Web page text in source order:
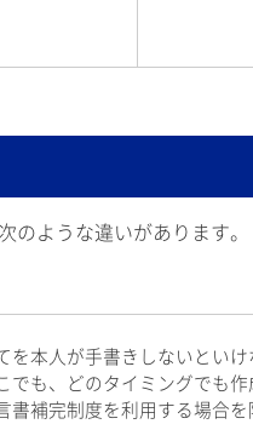
ような違いがあります。
を本人が手書きしないといけ
でも、どのタイミングでも
書補完制度を利用する場合